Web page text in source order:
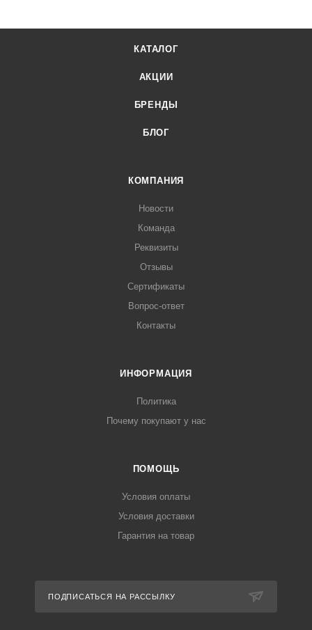
КАТАЛОГ
АКЦИИ
БРЕНДЫ
БЛОГ
КОМПАНИЯ
Новости
Команда
Реквизиты
Отзывы
Сертификаты
Вопрос-ответ
Контакты
ИНФОРМАЦИЯ
Политика
Почему покупают у нас
ПОМОЩЬ
Условия оплаты
Условия доставки
Гарантия на товар
ПОДПИСАТЬСЯ НА РАССЫЛКУ